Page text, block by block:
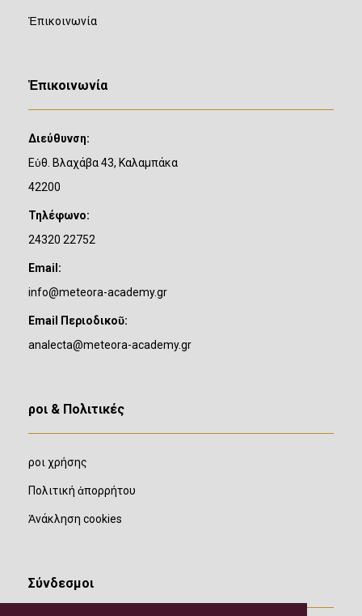
Ἐπικοινωνία
Ἐπικοινωνία
Διεύθυνση:
Εὐθ. Βλαχάβα 43, Καλαμπάκα
42200
Τηλέφωνο:
24320 22752
Email:
info@meteora-academy.gr
Email Περιοδικοῦ:
analecta@meteora-academy.gr
Ὅροι & Πολιτικές
Ὅροι χρήσης
Πολιτική ἀπορρήτου
Ἀνάκληση cookies
Σύνδεσμοι